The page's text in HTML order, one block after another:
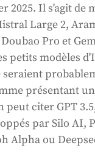
2025. Il s'agit de
Large 2,
Pro et
petits modèles
seraient
présentant
peut citer GPT
par Silo AI,
Alpha ou